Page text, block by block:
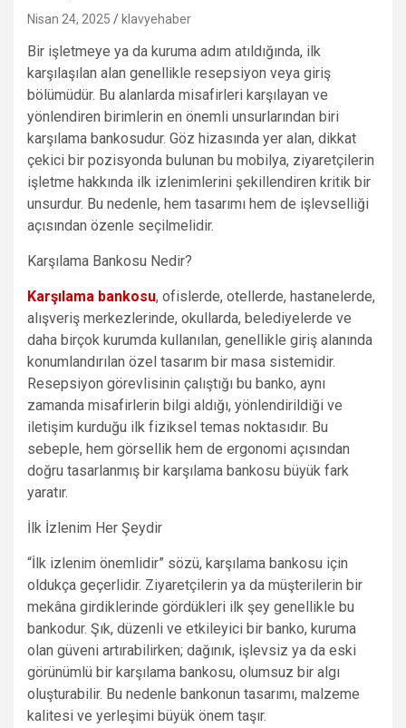
Nisan 24, 2025 klavyehaber
Bir işletmeye ya da kuruma adım atıldığında, ilk
karşılaşılan alan genellikle resepsiyon veya giriş
bölümüdür. Bu alanlarda misafirleri karşılayan ve
yönlendiren birimlerin en önemli unsurlarından biri
karşılama bankosudur. Göz hizasında yer alan, dikkat
çekici bir pozisyonda bulunan bu mobilya, ziyaretçilerin
işletme hakkında ilk izlenimlerini şekillendiren kritik bir
unsurdur. Bu nedenle, hem tasarımı hem de işlevselliği
açısından özenle seçilmelidir.
Karşılama Bankosu Nedir?
Karşılama bankosu, ofislerde, otellerde, hastanelerde,
alışveriş merkezlerinde, okullarda, belediyelerde ve
daha birçok kurumda kullanılan, genellikle giriş alanında
konumlandırılan özel tasarım bir masa sistemidir.
Resepsiyon görevlisinin çalıştığı bu banko, aynı
zamanda misafirlerin bilgi aldığı, yönlendirildiği ve
iletişim kurduğu ilk fiziksel temas noktasıdır. Bu
sebeple, hem görsellik hem de ergonomi açısından
doğru tasarlanmış bir karşılama bankosu büyük fark
yaratır.
İlk İzlenim Her Şeydir
“İlk izlenim önemlidir” sözü, karşılama bankosu için
oldukça geçerlidir. Ziyaretçilerin ya da müşterilerin bir
mekâna girdiklerinde gördükleri ilk şey genellikle bu
bankodur. Şık, düzenli ve etkileyici bir banko, kuruma
olan güveni artırabilirken; dağınık, işlevsiz ya da eski
görünümlü bir karşılama bankosu, olumsuz bir algı
oluşturabilir. Bu nedenle bankonun tasarımı, malzeme
kalitesi ve yerleşimi büyük önem taşır.